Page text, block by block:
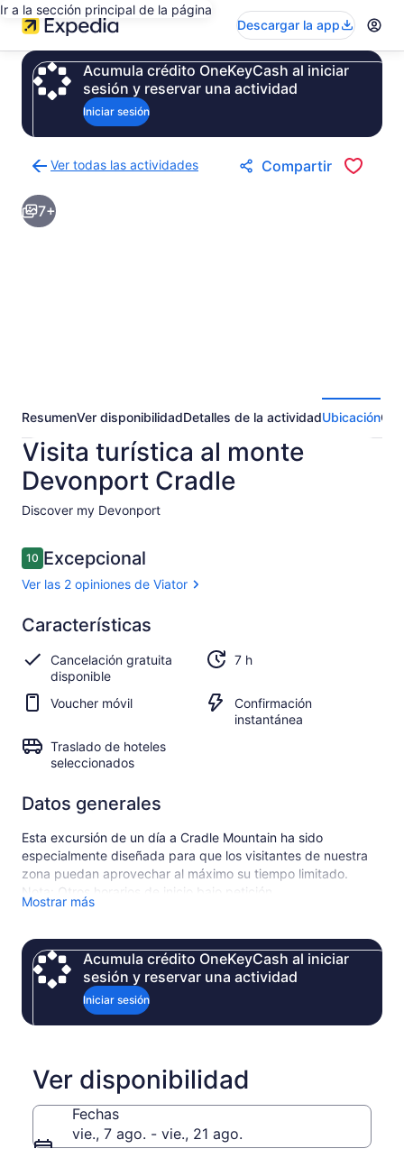
Ir a la sección principal de la página
Descargar la app
Acumula crédito OneKeyCash al iniciar
sesión y reservar una actividad
Iniciar sesión
Ver todas las actividades
a
la
página
Compartir
7+
ResumenVer disponibilidadDetalles de la actividadUbicación
Visita turística al monte
Devonport Cradle
Discover my Devonport​
Opiniones
1010 de 10,
Excepcional
Ver las 2 opiniones de Viator
10.0
10.0 de 10
Excepcional
Ver las 2
opiniones
de Viator
Características
Cancelación gratuita
disponible
7 h
Voucher móvil
Confirmación
instantánea
Traslado de hoteles
seleccionados
Datos generales
Esta excursión de un día a Cradle Mountain ha sido
especialmente diseñada para que los visitantes de nuestra
zona puedan aprovechar al máximo su tiempo limitado.
Nota: Otros horarios de inicio bajo petición.
Elija entre varias rutas de senderismo en la montaña que se
nativa, así como hermosas cascadas y lagos. Si el tiempo lo
permite, deténgase o explore pequeños pueblos
encantadores. Este recorrido turístico es una forma
conveniente de disfrutar de la naturaleza y la cultura local.
Dependiendo de la duración de su recorrido, es posible que
Mostrar más
Acumula crédito OneKeyCash al iniciar
sesión y reservar una actividad
Iniciar sesión
Ver disponibilidad
Fechas
vie., 7 ago. - vie., 21 ago.